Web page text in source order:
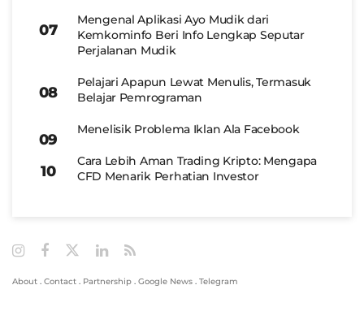
Mengenal Aplikasi Ayo Mudik dari
Kemkominfo Beri Info Lengkap Seputar
Perjalanan Mudik
Pelajari Apapun Lewat Menulis, Termasuk
Belajar Pemrograman
Menelisik Problema Iklan Ala Facebook
Cara Lebih Aman Trading Kripto: Mengapa
CFD Menarik Perhatian Investor
About . Contact . Partnership . Google News . Telegram